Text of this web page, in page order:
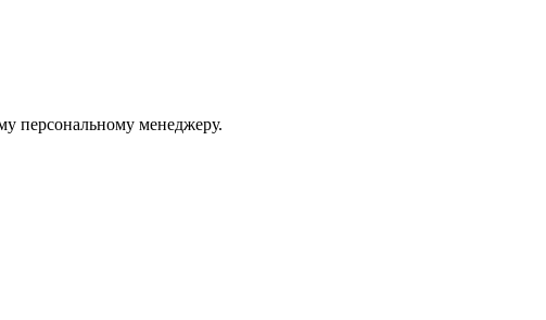
персональному менеджеру.